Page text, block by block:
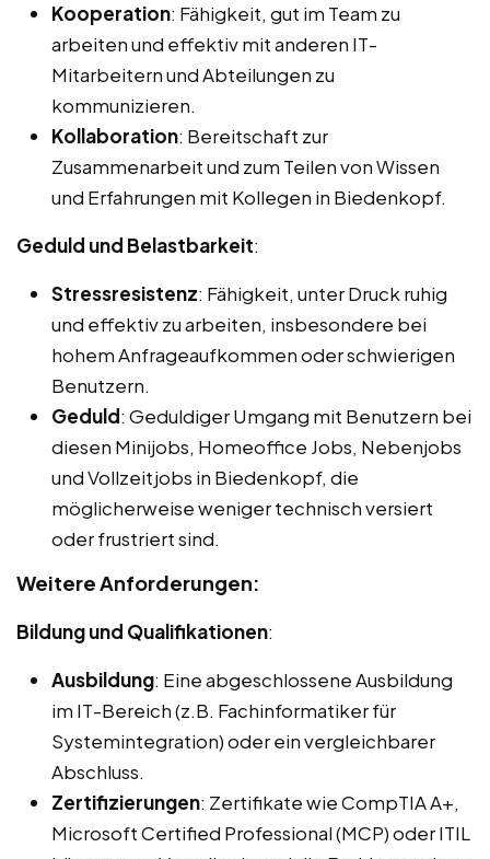
Kooperation: Fähigkeit, gut im Team zu
arbeiten und effektiv mit anderen IT-
Mitarbeitern und Abteilungen zu
kommunizieren.
Kollaboration: Bereitschaft zur
Zusammenarbeit und zum Teilen von Wissen
und Erfahrungen mit Kollegen in Biedenkopf.
Geduld und Belastbarkeit:
Stressresistenz: Fähigkeit, unter Druck ruhig
und effektiv zu arbeiten, insbesondere bei
hohem Anfrageaufkommen oder schwierigen
Benutzern.
Geduld: Geduldiger Umgang mit Benutzern bei
diesen Minijobs, Homeoffice Jobs, Nebenjobs
und Vollzeitjobs in Biedenkopf, die
möglicherweise weniger technisch versiert
oder frustriert sind.
Weitere Anforderungen:
Bildung und Qualifikationen:
Ausbildung: Eine abgeschlossene Ausbildung
im IT-Bereich (z.B. Fachinformatiker für
Systemintegration) oder ein vergleichbarer
Abschluss.
Zertifizierungen: Zertifikate wie CompTIA A+,
Microsoft Certified Professional (MCP) oder ITIL